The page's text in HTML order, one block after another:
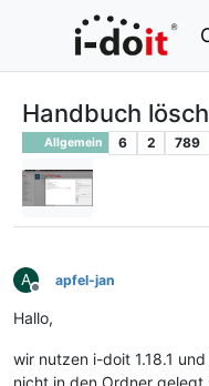
Handbuch
Allgemein 6 2 789
A
Offline
apfel-jan
Hallo,
wir nutzen i-doit 1.18.1
nicht in den Ordner